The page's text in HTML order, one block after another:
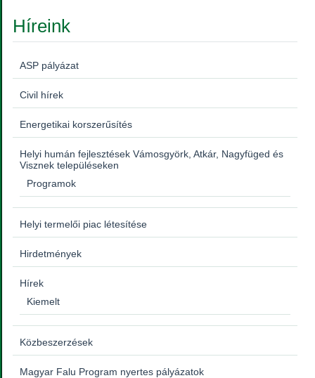
Híreink
ASP pályázat
Civil hírek
Energetikai korszerűsítés
Helyi humán fejlesztések Vámosgyörk, Atkár, Nagyfüged és
Visznek településeken
Programok
Helyi termelői piac létesítése
Hirdetmények
Hírek
Kiemelt
Közbeszerzések
Magyar Falu Program nyertes pályázatok